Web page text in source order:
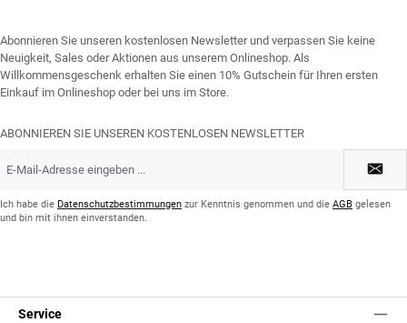
Abonnieren Sie unseren kostenlosen Newsletter und verpassen Sie keine
Neuigkeit, Sales oder Aktionen aus unserem Onlineshop. Als
Willkommensgeschenk erhalten Sie einen 10% Gutschein für Ihren ersten
Einkauf im Onlineshop oder bei uns im Store.
ABONNIEREN SIE UNSEREN KOSTENLOSEN NEWSLETTER
Mail-
*Ich habe die Datenschutzbestimmungen zur Kenntnis genommen und die AGB gelesen
und bin mit ihnen einverstanden.
Service